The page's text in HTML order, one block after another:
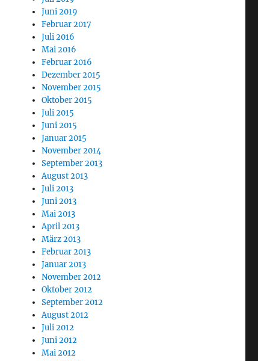
Juni 2019
Februar 2017
Juli 2016
Mai 2016
Februar 2016
Dezember 2015
November 2015
Oktober 2015
Juli 2015
Juni 2015
Januar 2015
November 2014
September 2013
August 2013
Juli 2013
Juni 2013
Mai 2013
April 2013
März 2013
Februar 2013
Januar 2013
November 2012
Oktober 2012
September 2012
August 2012
Juli 2012
Juni 2012
Mai 2012